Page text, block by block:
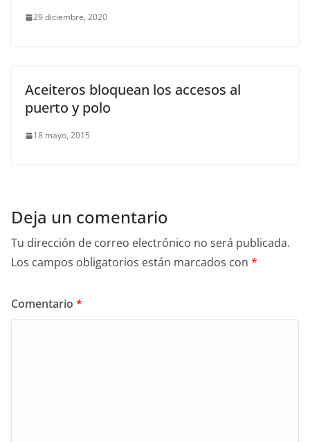
29 diciembre, 2020
Aceiteros bloquean los accesos al
puerto y polo
18 mayo, 2015
Deja un comentario
Tu dirección de correo electrónico no será publicada.
Los campos obligatorios están marcados con *
Comentario *